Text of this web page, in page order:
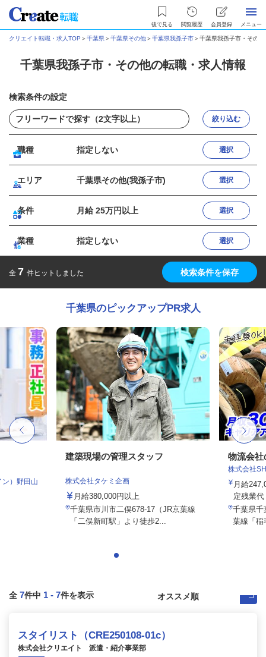
後で見る 閲覧履歴 会員登録 メニュー
クリエイト転職・求人TOP ＞千葉県＞千葉県その他＞千葉県我孫子市＞千葉県我孫子市・その
千葉県我孫子市・その他の転職・求人情報
検索条件の設定
絞り込む
職種 指定しない 選択
エリア 千葉県その他(我孫子市) 選択
条件 月給 25万円以上 選択
業種 指定しない 選択
全 7 件ヒットしました 検索条件を保存
千葉県のピックアップPR求人
）野田山
建築現場の管理スタッフ
株式会社タケミ企画
月給380,000円以上
千葉県市川市二俣678-17（JR京葉線
「二俣新町駅」より徒歩2...
物流会社
株式会社
月給
定残業
千葉県千
葉線「稲
全 7件中 1 - 7件を表示
スタイリスト（CRE250108-01c）
株式会社クリエイト 派遣・紹介事業部